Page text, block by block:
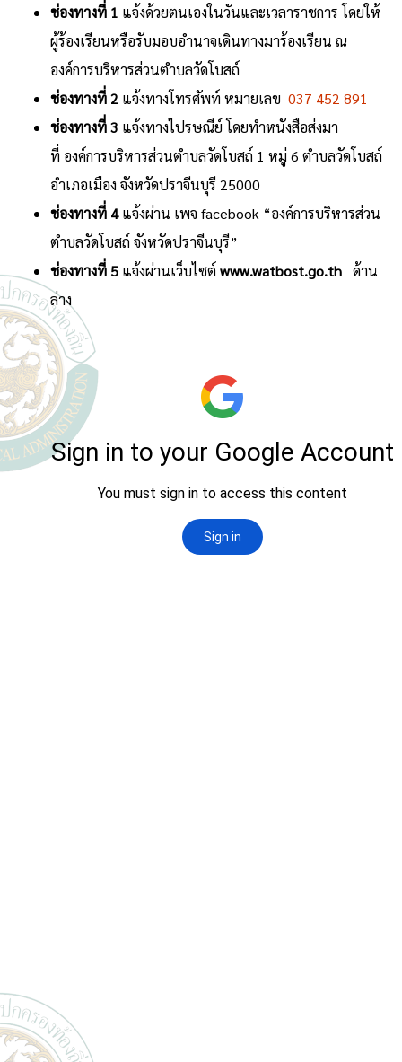
ช่องทางที่ 1 แจ้งด้วยตนเองในวันและเวลาราชการ โดยให้
ผู้ร้องเรียนหรือรับมอบอำนาจเดินทางมาร้องเรียน ณ
องค์การบริหารส่วนตำบลวัดโบสถ์
ช่องทางที่2 แจ้งทางโทรศัพท์ หมายเลข 037 452 891
ช่องทางที่3 แจ้งทางไปรษณีย์ โดยทำหนังสือส่งมา
ที่ องค์การบริหารส่วนตำบลวัดโบสถ์ 1 หมู่ 6 ตำบลวัดโบสถ์
อำเภอเมือง จังหวัดปราจีนบุรี 25000
ช่องทางที่ 4แจ้งผ่าน เพจ facebook “องค์การบริหารส่วน
ตำบลวัดโบสถ์ จังหวัดปราจีนบุรี”
ช่องทางที่ 5 แจ้งผ่านเว็บไซต์www.watbost.go.thด้าน
ล่าง